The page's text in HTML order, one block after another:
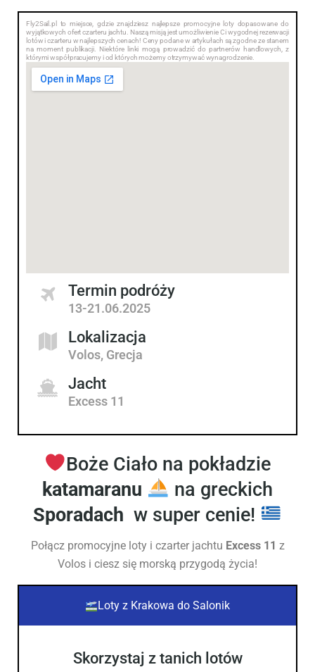
Fly2Sail.pl to miejsce, gdzie znajdziesz najlepsze promocyjne loty dopasowane do
wyjątkowych ofert czarteru jachtu. Naszą misją jest umożliwienie Ci wygodnej rezerwacji
lotów i czarteru w najlepszych cenach! Ceny podane w artykułach są zgodne ze stanem
na moment publikacji. Niektóre linki mogą prowadzić do partnerów handlowych, z
którymi współpracujemy i od których możemy otrzymywać wynagrodzenie.
Termin podróży
13-21.06.2025
Lokalizacja
Volos, Grecja
Jacht
Excess 11
Boże Ciało na pokładzie
katamaranu
na greckich
Sporadach w super cenie!
Połącz promocyjne loty i czarter jachtu Excess 11 z
Volos i ciesz się morską przygodą życia!
Loty z Krakowa do Salonik
Skorzystaj z tanich lotów